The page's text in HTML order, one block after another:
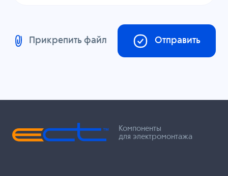
Прикрепить файл Отправить
Компоненты
для электромонтажа